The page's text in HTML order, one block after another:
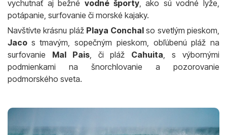
vychutnať aj bežné vodné športy, ako sú vodné lyže,
potápanie, surfovanie či morské kajaky.
Navštívte krásnu pláž Playa Conchalso svetlým pieskom,
Jaco s tmavým, sopečným pieskom, obľúbenú pláž na
surfovanie Mal Pais, či pláž Cahuita, s výbornými
podmienkami na šnorchlovanie a pozorovanie
podmorského sveta.